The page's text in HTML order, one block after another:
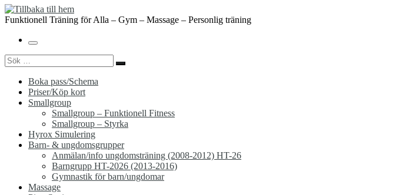
Funktionell Träning för Alla – Gym – Massage – Personlig träning
Meny
Sök
Sök
Boka pass/Schema
Priser/Köp kort
Smallgroup
Smallgroup – Funktionell Fitness
Smallgroup – Styrka
Hyrox Simulering
Barn- & ungdomsgrupper
Anmälan/info ungdomsträning (2008-2012) HT-26
Barngrupp HT-2026 (2013-2016)
Gymnastik för barn/ungdomar
Massage